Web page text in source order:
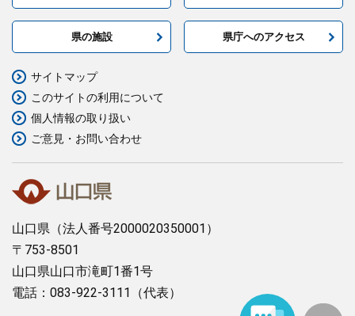
県の施設 県庁へのアクセス
山口県 （法人番号2000020350001）
〒753-8501
山口県山口市滝町1番1号
電話：083-922-3111（代表）
サイトマップ
このサイトの利用について
個人情報の取り扱い
ご意見・お問い合わせ